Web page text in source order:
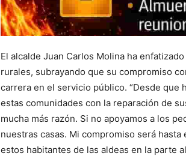
El alcalde Juan Carlos Molina ha
rurales, subrayando que su compromiso
carrera en el servicio público. “Desde
estas comunidades con la reparación de
mucha más razón. Si no apoyamos a los
nuestras casas. Mi compromiso será
estos habitantes de las aldeas en la parte